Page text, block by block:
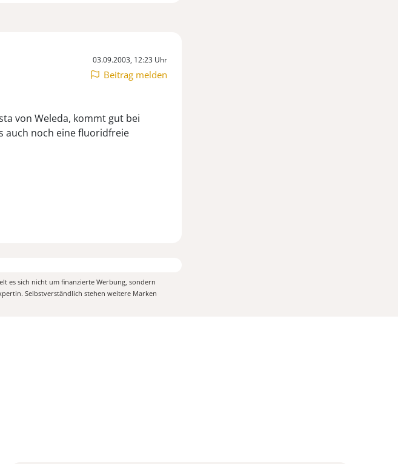
03.09.2003, 12:23 Uhr
Beitrag melden
von Weleda, kommt gut bei
auch noch eine fluoridfreie
es sich nicht um finanzierte Werbung, sondern
Selbstverständlich stehen weitere Marken